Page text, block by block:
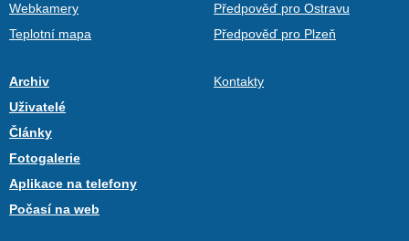
Webkamery
Teplotní mapa
Předpověď pro Ostravu
Předpověď pro Plzeň
Archiv
Uživatelé
Články
Fotogalerie
Aplikace na telefony
Počasí na web
Kontakty